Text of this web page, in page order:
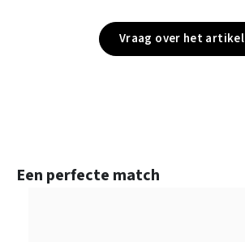
Vraag over het artikel
Productgalerij overslaan
Een perfecte match